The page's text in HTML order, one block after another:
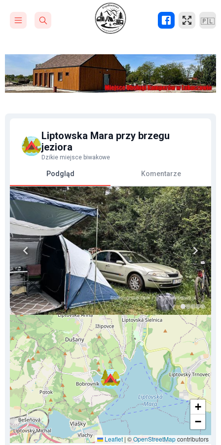
🇵🇱
Liptowska Mara przy brzegu
jeziora
Dzikie miejsce biwakowe
Podgląd Komentarze
+
−
Leaflet | ©OpenStreetMapcontributors